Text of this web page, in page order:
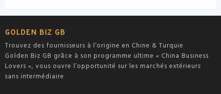
sur
sur
GOLDEN BIZ GB
Trouvez des fournisseurs à l’origine en Chine & Turquie
Golden Biz GB grâce à son programme ultime « China Business
Lovers », vous ouvre l’opportunité sur les marchés extérieurs
sans intermédiaire